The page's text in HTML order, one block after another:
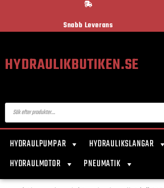
Snabb Leverans
HYDRAULIKBUTIKEN.SE
HYDRAULPUMPAR HYDRAULIKSLANGAR
HYDRAULMOTOR
PNEUMATIK